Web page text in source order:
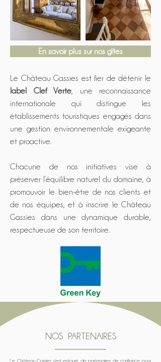
En savoir plus sur nos gîtes
Le Château Gassies est fier de détenir le
label
Clef Verte , une reconnaissance
internationale qui distingue les
établissements touristiques engagés dans
une gestion environnementale exigeante
et proactive.
Chacune de nos initiatives vise à
préserver l’équilibre naturel du domaine, à
promouvoir le bien-être de nos clients et
de nos équipes, et à inscrire le Château
Gassies dans une dynamique durable,
respectueuse de son territoire.
NOS PARTENAIRES
Le Château Gassies s’est entouré de partenaires de confiance pour